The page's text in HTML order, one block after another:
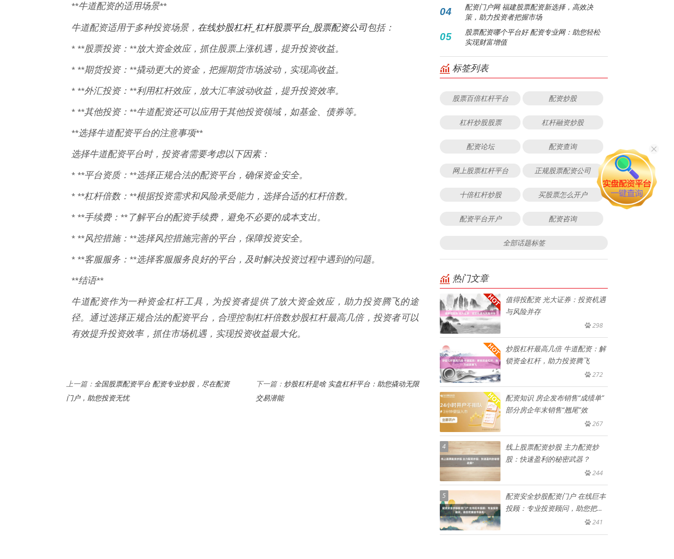
**牛道配资的适用场景**
牛道配资适用于多种投资场景， 在线炒股杠杆_杠杆股票平台_股票配资公司包括：
* **股票投资：**放大资金效应，抓住股票上涨机遇，提升投资收益。
* **期货投资：**撬动更大的资金，把握期货市场波动，实现高收益。
* **外汇投资：**利用杠杆效应，放大汇率波动收益，提升投资效率。
* **其他投资：**牛道配资还可以应用于其他投资领域，如基金、债券等。
**选择牛道配资平台的注意事项**
选择牛道配资平台时，投资者需要考虑以下因素：
* **平台资质：**选择正规合法的配资平台，确保资金安全。
* **杠杆倍数：**根据投资需求和风险承受能力，选择合适的杠杆倍数。
* **手续费：**了解平台的配资手续费，避免不必要的成本支出。
* **风控措施：**选择风控措施完善的平台，保障投资安全。
* **客服服务：**选择客服服务良好的平台，及时解决投资过程中遇到的问题。
**结语**
牛道配资作为一种资金杠杆工具，为投资者提供了放大资金效应，助力投资腾飞的途
径。通过选择正规合法的配资平台，合理控制杠杆倍数炒股杠杆最高几倍，投资者可以
有效提升投资效率，抓住市场机遇，实现投资收益最大化。
上一篇： 全国股票配资平台 配资专业炒股，尽在配资
门户，助您投资无忧
下一篇： 炒股杠杆是啥 实盘杠杆平台：助您撬动无限
交易潜能
04
配资门户网 福建股票配资新选择，高效决
策，助力投资者把握市场
05
股票配资哪个平台好 配资专业网：助您轻松
实现财富增值
标签列表
股票百倍杠杆平台 配资炒股
杠杆炒股股票 杠杆融资炒股
配资论坛 配资查询
网上股票杠杆平台 正规股票配资公司
十倍杠杆炒股 买股票怎么开户
配资平台开户 配资咨询
全部话题标签
热门文章
值得投配资 光大证券：投资机遇
与风险并存
298
炒股杠杆最高几倍 牛道配资：解
锁资金杠杆，助力投资腾飞
272
配资知识 房企发布销售“成绩单”
部分房企年末销售“翘尾”效
267
4
线上股票配资炒股 主力配资炒
股：快速盈利的秘密武器？
244
5
配资安全炒股配资门户 在线巨丰
投顾：专业投资顾问，助您把握
241